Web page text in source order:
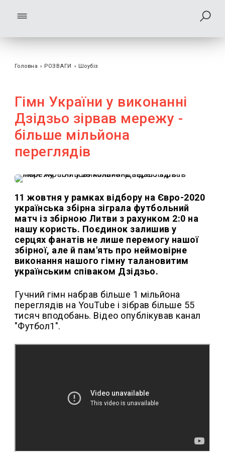
Головна › РОЗВАГИ › Шоубiз
Гімн України у виконанні
Дзідзьо зірвав мережу -
більше мільйона
переглядів
11 жовтня у рамках відбору на Євро-2020
українська збірна зіграла футбольний
матч із збірною Литви з рахунком 2:0 на
нашу користь. Поєдинок залишив у
серцях фанатів не лише перемогу нашої
збірної, але й пам'ять про неймовірне
виконання нашого гімну талановитим
українським співаком Дзідзьо.
Гучний гімн набрав більше 1 мільйона
переглядів на YouTube і зібрав більше 55
тисяч вподобань. Відео опублікував канал
"Футбол1".